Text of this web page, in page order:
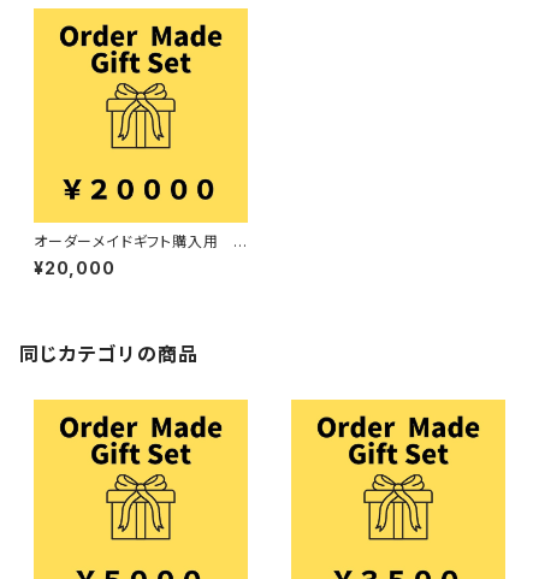
オーダーメイドギフト購入用 2
0000円
¥20,000
同じカテゴリの商品